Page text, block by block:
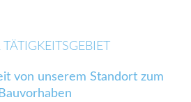
von unserem Standort zum
Bauvorhaben